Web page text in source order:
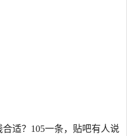
适？105一条，贴吧有人说